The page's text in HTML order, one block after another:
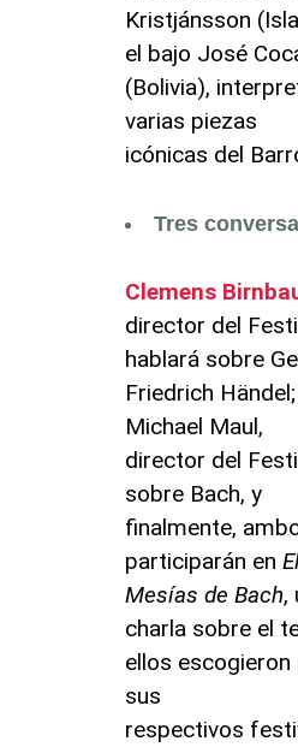
Kristjánsson
el bajo José
(Bolivia),
varias piezas
icónicas del
Tres
Clemens
director del
hablará sobre
Friedrich
Michael Maul,
director del
sobre Bach, y
finalmente,
participarán en El
Mesías de Bach,
charla sobre el
ellos escogieron
sus
respectivos